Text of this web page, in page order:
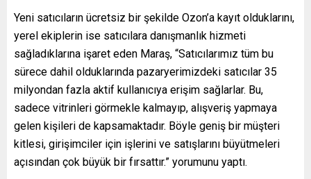
Yeni satıcıların ücretsiz bir şekilde Ozon’a kayıt olduklarını,
yerel ekiplerin ise satıcılara danışmanlık hizmeti
sağladıklarına işaret eden Maraş, “Satıcılarımız tüm bu
sürece dahil olduklarında pazaryerimizdeki satıcılar 35
milyondan fazla aktif kullanıcıya erişim sağlarlar. Bu,
sadece vitrinleri görmekle kalmayıp, alışveriş yapmaya
gelen kişileri de kapsamaktadır. Böyle geniş bir müşteri
kitlesi, girişimciler için işlerini ve satışlarını büyütmeleri
açısından çok büyük bir fırsattır.” yorumunu yaptı.